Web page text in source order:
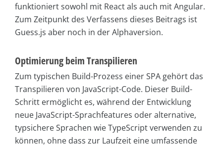
funktioniert sowohl mit React als auch mit Angular.
Zum Zeitpunkt des Verfassens dieses Beitrags ist
Guess.js aber noch in der Alphaversion.
Optimierung beim Transpilieren
Zum typischen Build-Prozess einer SPA gehört das
Transpilieren von JavaScript-Code. Dieser Build-
Schritt ermöglicht es, während der Entwicklung
neue JavaScript-Sprachfeatures oder alternative,
typsichere Sprachen wie TypeScript verwenden zu
können, ohne dass zur Laufzeit eine umfassende